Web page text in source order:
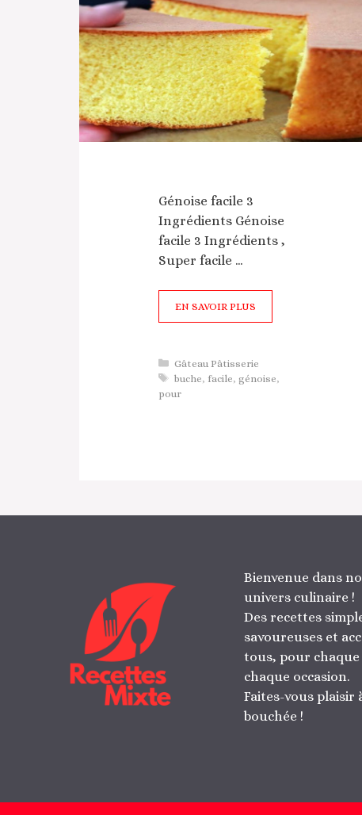
Génoise facile 3
Ingrédients Génoise
facile 3 Ingrédients ,
Super facile …
EN SAVOIR PLUS
Catégories
Gâteau Pâtisserie
Étiquettes
buche, facile, génoise,
pour
Bienvenue dans
univers culinaire !
Des recettes
savoureuses et
tous, pour
chaque occasion.
Faites-vous plaisir
bouchée !